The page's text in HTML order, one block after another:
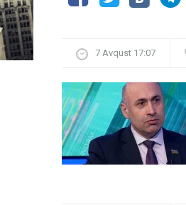
7 Avqust 17:07